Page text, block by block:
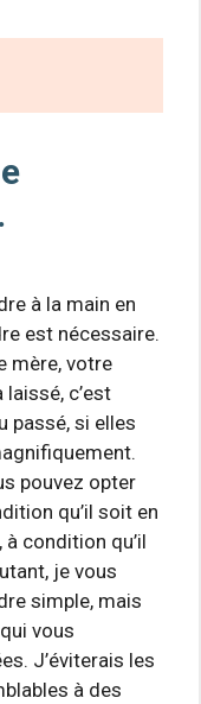
à la main en
est nécessaire.
mère, votre
c’est
passé, si elles
pouvez opter
qu’il soit en
condition qu’il
je vous
simple, mais
vous
J’éviterais les
à des